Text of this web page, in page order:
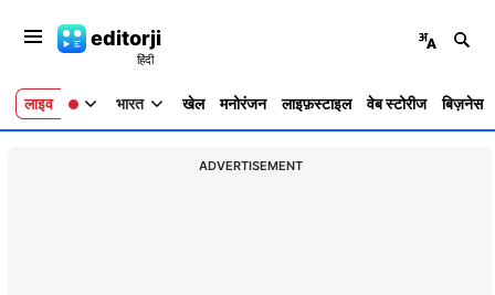
editorji
लाइव भारत खेल मनोरंजन लाइफ़स्टाइल वेब स्टोरीज बिज़नेस
ADVERTISEMENT